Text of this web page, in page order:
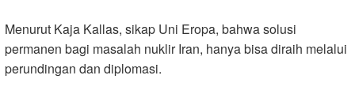
Menurut Kaja Kallas, sikap Uni Eropa, bahwa solusi
permanen bagi masalah nuklir Iran, hanya bisa diraih melalui
perundingan dan diplomasi.